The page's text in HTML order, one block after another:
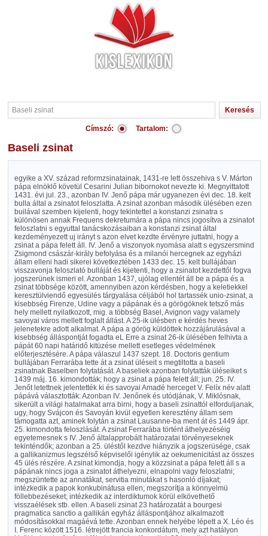
Címszó: Tartalom:
Baseli zsinat
egyike a XV. század reformzsinatainak, 1431-re lett összehiva s V. Márton
pápa elnöklő követül Cesarini Julian bibornokot nevezte ki. Megnyittatott
1431. évi jul. 23., azonban IV. Jenő pápa már ugyanezen évi dec. 18. kelt
bulla által a zsinatot feloszlatta. A zsinat azonban második ülésében ezen
builával szemben kijelenti, hogy tekintettel a konstanzi zsinatra s
különösen annak Frequens dekretumára a pápa nincs jogosítva a zsinatot
feloszlatni s egyuttal tanácskozásaiban a konstanzi zsinat által
kezdeményezett uj irányt s azon elvet kezdte érvényre juttatni, hogy a
zsinat a pápa felett áll. IV. Jenő a viszonyok nyomása alatt s egyszersmind
Zsigmond császár-király befolyása és a milanói hercegnek az egyházi
állam elleni hadi sikerei következtében 1433 dec. 15. kelt bullájában
visszavonja feloszlató bulláját és kijetenti, hogy a zsinatot kezdettől fogva
jogszerünek ismeri el. Azonban 1437, ujólag ellentét áll be a pápa és a
zsinat többsége között, amennyiben azon kérdésben, hogy a keletiekkel
keresztülviendő egyesülés tárgyalása céljából hol tartassék unio-zsinat, a
kisebbség Firenze, Udine vagy a pápának és a görögöknek tetsző más
hely mellett nyilatkozott, mig. a többség Basel, Avignon vagy valamely
savoyai város mellett foglalt állást. A 25-ik ülésben e kérdés heves
jelenetekre adott alkalmat. A pápa a görög küldöttek hozzájárulásával a
kisebbség álláspontját fogadta eL Erre a zsinat 26-ik ülésében felhivta a
pápát 60 napi határidő kitüzése mellett esetleges védelmének
előterjesztésére. A pápa válaszul 1437 szept. 18. Doctoris gentium
bullájában Ferrarába tette át a zsinat üléseit s megtiltotta a baseli
zsinatnak Baselben folytatását. A baseliek azonban folytatták üléseiket s
1439 máj. 16. kimondották; hogy a zsinat a pápa felett áll; jun. 25. IV.
Jenőt letettnek jelentették ki és savoyai Amadé herceget V. Felíx név alatt
pápává választották: Azonban IV. Jenőnek és utódjának, V. Miklósnak,
sikerült a világi hatalmakat arra birni, hogy a baseli zsinattól elforduljanak,
ugy, hogy Svájcon és Savoyán kivül egyetlen keresztény állam sem
támogatta azt, aminek folytán a zsinat Lausanne-ba ment át és 1449 ápr.
25. kimondotta feloszlását. A zsinat Ferrarába történt áthelyezéséig
egyetemesnek s IV. Jenő általapprobált határozatai törvényeseknek
tekinténdők; azonban a 25. üléstől kezdve hiányzik a jogszerüsége, csak
a gallikanizmus legszélső képviselői igénylik az oekumenicitást az összes
45 ülés részére. A zsinat kimondja, hogy a közzsinat a pápa felett áll s a
pápának nincs joga a zsinatot áthelyezni, elnapolni vagy feloszlatni;
megszüntette az annatákat, servitia minutákat s hasonló díjakat;
intézkedik a papok konkubinátusa ellen; megszorítja a könnyelmü
föllebbezéseket; intézkedik az interdiktumok körül elkövethető
visszaélések stb. ellen. A baseli zsinat 23 határozatát a bourgesi
pragmatica sanctio a gallikán egyház álláspontjához alkalmazott
módosításokkal magáévá tette. Azonban ennek helyébe lépett a X. Léo és
I. Ferenc között 1516. létrejött francia konkordátum, mely azt hatályon